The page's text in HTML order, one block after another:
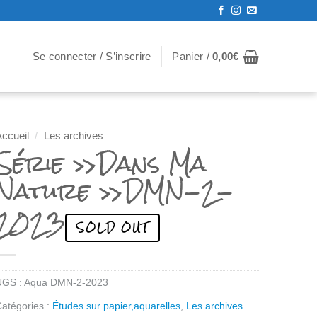
Se connecter / S’inscrire Panier /0,00€
/ Les archives
»Dans Ma
»DMN-2-
: Aqua DMN-2-2023
: Études sur papier,aquarelles, Les archives